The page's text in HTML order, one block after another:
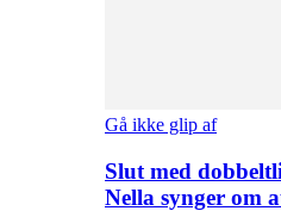
Gå ikke glip af
Slut med
Nella synger om